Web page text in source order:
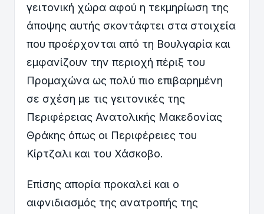
γειτονική χώρα αφού η τεκμηρίωση της
άποψης αυτής σκοντάφτει στα στοιχεία
που προέρχονται από τη Βουλγαρία και
εμφανίζουν την περιοχή πέριξ του
Προμαχώνα ως πολύ πιο επιβαρημένη
σε σχέση με τις γειτονικές της
Περιφέρειας Ανατολικής Μακεδονίας
Θράκης όπως οι Περιφέρειες του
Κίρτζαλι και του Χάσκοβο.
Επίσης απορία προκαλεί και ο
αιφνιδιασμός της ανατροπής της